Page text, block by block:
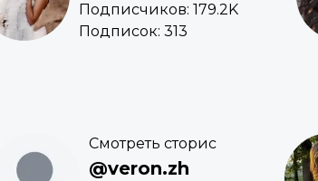
Подписчиков: 179.2K
Подписок: 313
Смотреть сторис
@veron.zh